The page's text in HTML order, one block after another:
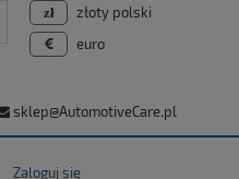
sklep@AutomotiveCare.pl
Zaloguj się
złoty polski
euro